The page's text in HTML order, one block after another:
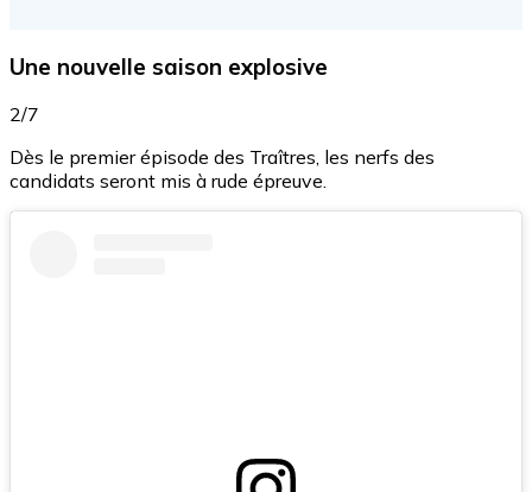
Une nouvelle saison explosive
2/7
Dès le premier épisode des Traîtres, les nerfs des
candidats seront mis à rude épreuve.